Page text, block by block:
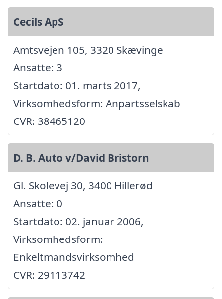
Cecils ApS
Amtsvejen 105, 3320 Skævinge
Ansatte: 3
Startdato: 01. marts 2017,
Virksomhedsform: Anpartsselskab
CVR: 38465120
D. B. Auto v/David Bristorn
Gl. Skolevej 30, 3400 Hillerød
Ansatte: 0
Startdato: 02. januar 2006,
Virksomhedsform:
Enkeltmandsvirksomhed
CVR: 29113742